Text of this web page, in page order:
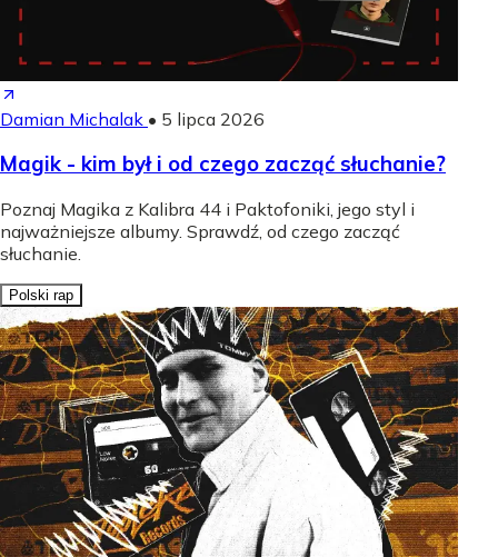
Damian Michalak • 5 lipca 2026
Magik - kim był i od czego zacząć słuchanie?
Poznaj Magika z Kalibra 44 i Paktofoniki, jego styl i
najważniejsze albumy. Sprawdź, od czego zacząć
słuchanie.
Polski rap